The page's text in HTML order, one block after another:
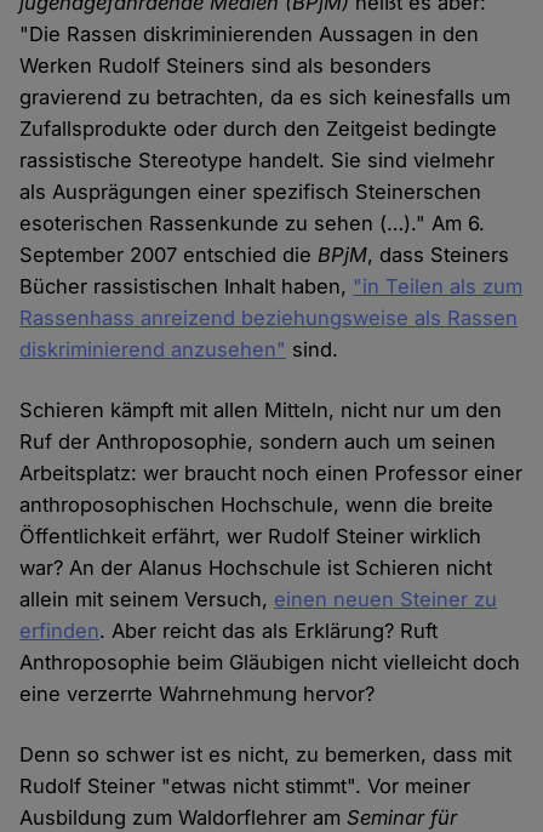
"Die Rassen diskriminierenden Aussagen in den
Werken Rudolf Steiners sind als besonders
gravierend zu betrachten, da es sich keinesfalls um
Zufallsprodukte oder durch den Zeitgeist bedingte
rassistische Stereotype handelt. Sie sind vielmehr
als Ausprägungen einer spezifisch Steinerschen
esoterischen Rassenkunde zu sehen (…)." Am 6.
September 2007 entschied dieBPjM, dass Steiners
Bücher rassistischen Inhalt haben, "in Teilen als zum
Rassenhass anreizend beziehungsweise als Rassen
diskriminierend anzusehen" sind.
Schieren kämpft mit allen Mitteln, nicht nur um den
Ruf der Anthroposophie, sondern auch um seinen
Arbeitsplatz: wer braucht noch einen Professor einer
anthroposophischen Hochschule, wenn die breite
Öffentlichkeit erfährt, wer Rudolf Steiner wirklich
war? An der Alanus Hochschule ist Schieren nicht
allein mit seinem Versuch, einen neuen Steiner zu
erfinden. Aber reicht das als Erklärung? Ruft
Anthroposophie beim Gläubigen nicht vielleicht doch
eine verzerrte Wahrnehmung hervor?
Denn so schwer ist es nicht, zu bemerken, dass mit
Rudolf Steiner "etwas nicht stimmt". Vor meiner
Ausbildung zum Waldorflehrer amSeminar für